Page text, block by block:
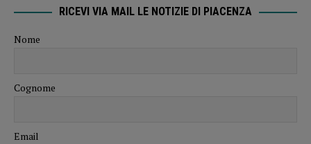
RICEVI VIA MAIL LE NOTIZIE DI PIACENZA
Nome
Cognome
Email